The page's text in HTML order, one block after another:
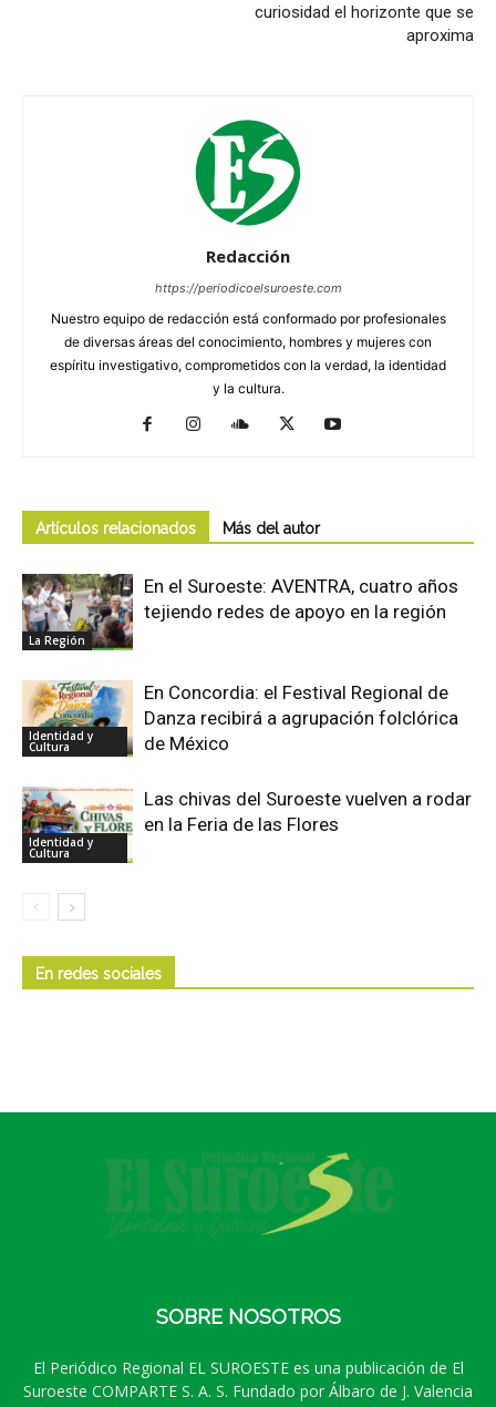
curiosidad el horizonte que se
aproxima
Redacción
https://periodicoelsuroeste.com
Nuestro equipo de redacción está conformado por profesionales
de diversas áreas del conocimiento, hombres y mujeres con
espíritu investigativo, comprometidos con la verdad, la identidad
y la cultura.
Artículos relacionados Más del autor
La Región
En el Suroeste: AVENTRA, cuatro años
tejiendo redes de apoyo en la región
Identidad y
Cultura
En Concordia: el Festival Regional de
Danza recibirá a agrupación folclórica
de México
Identidad y
Cultura
Las chivas del Suroeste vuelven a rodar
en la Feria de las Flores
En redes sociales
SOBRE NOSOTROS
El Periódico Regional EL SUROESTE es una publicación de El
Suroeste COMPARTE S. A. S. Fundado por Álbaro de J. Valencia